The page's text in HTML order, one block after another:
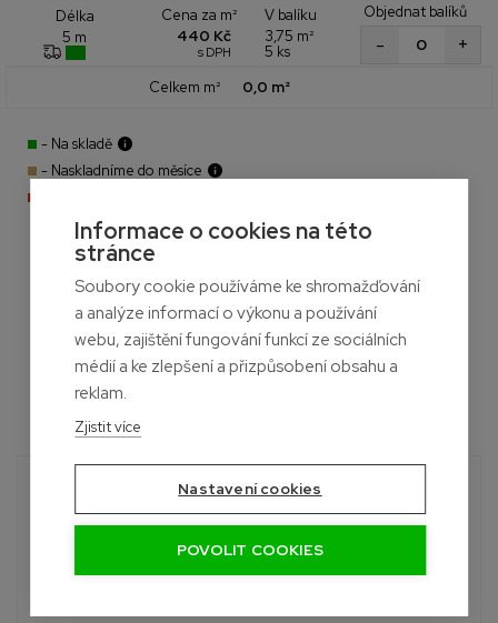
Potřebujete poradit?
Roman
Pon-Sob, 7:00 - 19:00 hod.
Délka
5 m
Cena za m²
440 Kč
s DPH
V balíku
3,75 m²
5 ks
Objednat balíků
+
-
Celkem m² 0,0 m²
- Na skladě
- Naskladníme do měsíce
Informace o cookies na této
stránce
Soubory cookie používáme ke shromažďování
a analýze informací o výkonu a používání
webu, zajištění fungování funkcí ze sociálních
médií a ke zlepšení a přizpůsobení obsahu a
reklam.
Zjistit více
Nastavení cookies
POVOLIT COOKIES